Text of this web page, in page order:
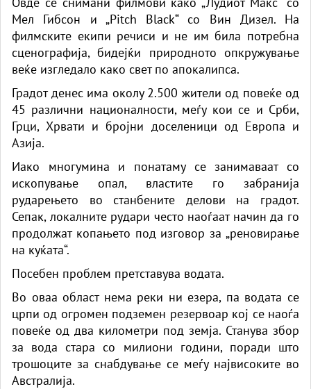
Мел Гибсон и „Pitch Black“ со Вин Дизел. На
филмските екипи речиси и не им била потребна
сценографија, бидејќи природното опкружување
веќе изгледало како свет по апокалипса.
Градот денес има околу 2.500 жители од повеќе од
45 различни националности, меѓу кои се и Срби,
Грци, Хрвати и бројни доселеници од Европа и
Азија.
Иако многумина и понатаму се занимаваат со
ископување опал, властите го забранија
рударењето во станбените делови на градот.
Сепак, локалните рудари често наоѓаат начин да го
продолжат копањето под изговор за „реновирање
на куќата“.
Посебен проблем претставува водата.
Во оваа област нема реки ни езера, па водата се
црпи од огромен подземен резервоар кој се наоѓа
повеќе од два километри под земја. Станува збор
за вода стара со милиони години, поради што
трошоците за снабдување се меѓу највисоките во
Австралија.